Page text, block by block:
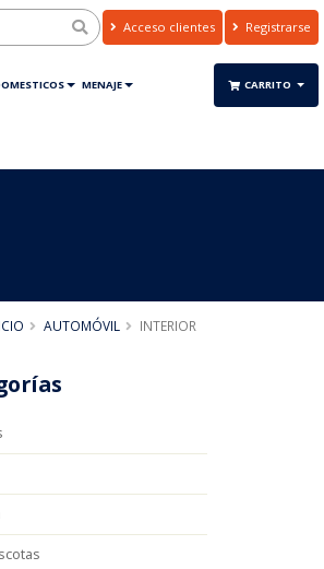
Acceso clientes Registrarse
MENAJE CARRITO
AUTOMÓVIL INTERIOR